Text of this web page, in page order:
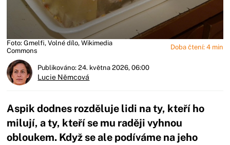
Foto: Gmelfi, Volné dílo, Wikimedia
Commons
Doba čtení: 4 min
Publikováno: 24. května 2026, 06:00
Lucie Němcová
Aspik dodnes rozděluje lidi na ty, kteří ho
milují, a ty, kteří se mu raději vyhnou
obloukem. Když se ale podíváme na jeho